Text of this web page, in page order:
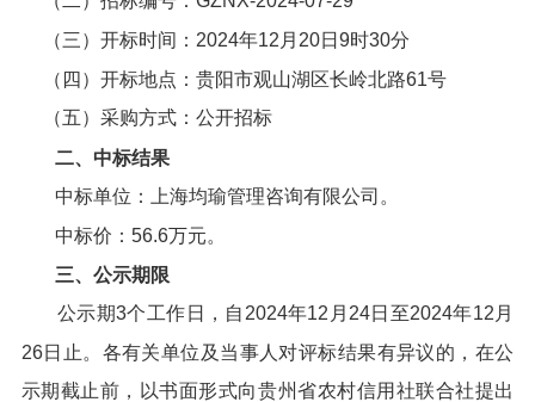
（三）开标时间：2024年12月20日9时30分
（四）开标地点：贵阳市观山湖区长岭北路61号
（五）采购方式：公开招标
二、中标结果
中标单位：上海均瑜管理咨询有限公司。
中标价：56.6万元。
三、公示期限
公示期3个工作日，自2024年12月24日至2024年12月
26日止。各有关单位及当事人对评标结果有异议的，在公
示期截止前，以书面形式向贵州省农村信用社联合社提出